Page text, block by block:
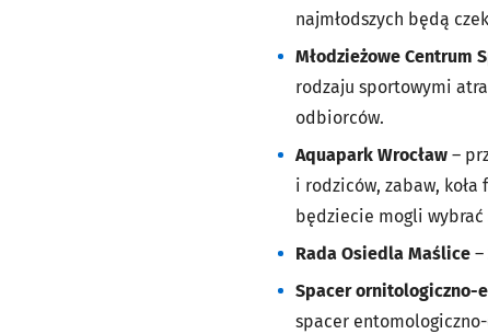
najmłodszych będą
Młodzieżowe Centrum
rodzaju sportowymi
odbiorców.
Aquapark Wrocław –
i rodziców, zabaw,
będziecie mogli wybrać
Rada Osiedla Maślice
Spacer ornitologiczno-
spacer